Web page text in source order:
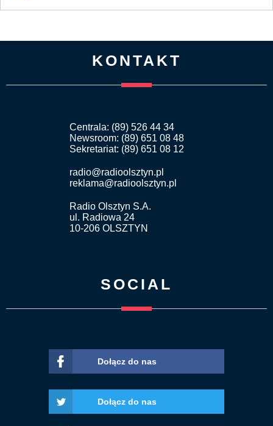
KONTAKT
Centrala: (89) 526 44 34
Newsroom: (89) 651 08 48
Sekretariat: (89) 651 08 12
radio@radioolsztyn.pl
reklama@radioolsztyn.pl
Radio Olsztyn S.A.
ul. Radiowa 24
10-206 OLSZTYN
SOCIAL
Dołącz do nas
Dołącz do nas